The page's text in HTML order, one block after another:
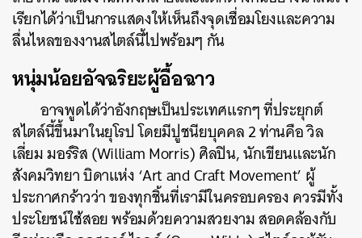
เรียกได้ว่าเป็นการแสดงให้เห็นถึงจุดเชื่อมโยงและความ
ลื่นไหลของงานสไตล์นี้ไปพร้อมๆ กัน
หนุ่มน้อยอัจฉริยะผู้อื้อฉาว
อาจพูดได้ว่าอังกฤษเป็นประเทศแรกๆ ที่ประยุกต์
สไตล์นี้ขึ้นมาในยุโรป โดยมีปูชนียบุคคล 2 ท่านคือ วิล
เลี่ยม มอร์ริส (William Morris) ศิลปิน, นักเขียนและนัก
สังคมวิทยา บิดาแห่ง ‘Art and Craft Movement’ ผู้
ประกาศกร้าวว่า ของทุกชิ้นที่เรามีในครอบครอง ควรมีทั้ง
ประโยชน์ใช้สอย พร้อมด้วยความสวยงาม สอดคล้องกับ